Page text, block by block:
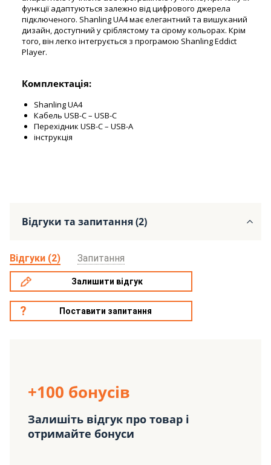
функції адаптуються залежно від цифрового джерела
підключеного. Shanling UA4 має елегантний та вишуканий
дизайн, доступний у сріблястому та сірому кольорах. Крім
того, він легко інтегрується з програмою Shanling Eddict
Player.
Комплектація:
Shanling UA4
Кабель USB-C – USB-C
Перехідник USB-C – USB-A
інструкція
Відгуки та запитання (2)
Відгуки (2) Запитання
Залишити відгук
Поставити запитання
+100 бонусів
Залишіть відгук про товар і
отримайте бонуси